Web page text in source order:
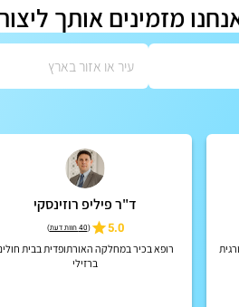
מזמינים אותך
ד"ר פיליפ רוזינסקי
5.0
(40 חוות דעת )
רופא בכיר במחלקה האורתופדית בבית
ברזילי